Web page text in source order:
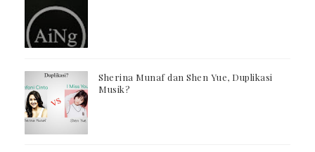
Sherina Munaf dan Shen Yue, Duplikasi
Musik?